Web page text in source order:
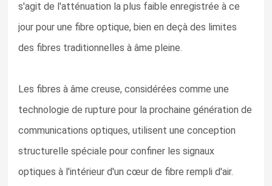
s'agit de l'atténuation la plus faible enregistrée à ce
jour pour une fibre optique, bien en deçà des limites
des fibres traditionnelles à âme pleine.
Les fibres à âme creuse, considérées comme une
technologie de rupture pour la prochaine génération de
communications optiques, utilisent une conception
structurelle spéciale pour confiner les signaux
optiques à l'intérieur d'un cœur de fibre rempli d'air.